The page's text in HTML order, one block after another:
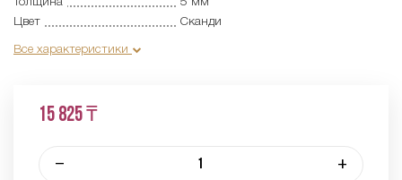
Цвет
Сканди
Все характеристики
15 825 ₸
– +